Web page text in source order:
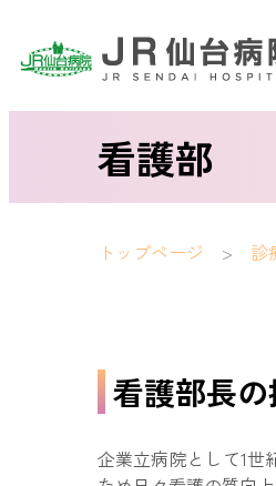
看護部
トップページ 診
看護部長
企業立病院として1